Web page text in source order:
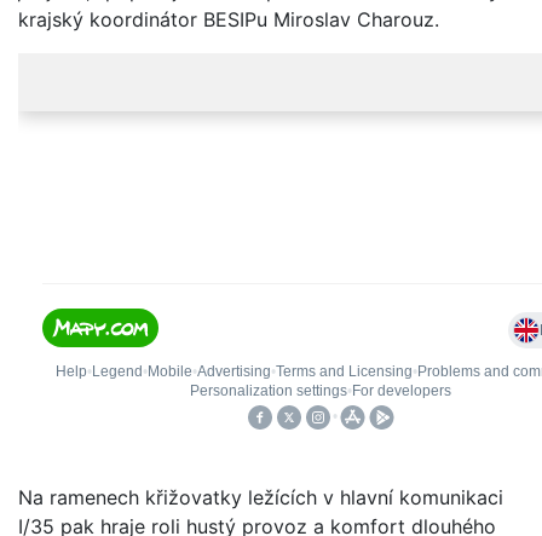
krajský koordinátor BESIPu Miroslav Charouz.
Na ramenech křižovatky ležících v hlavní komunikaci
I/35 pak hraje roli hustý provoz a komfort dlouhého